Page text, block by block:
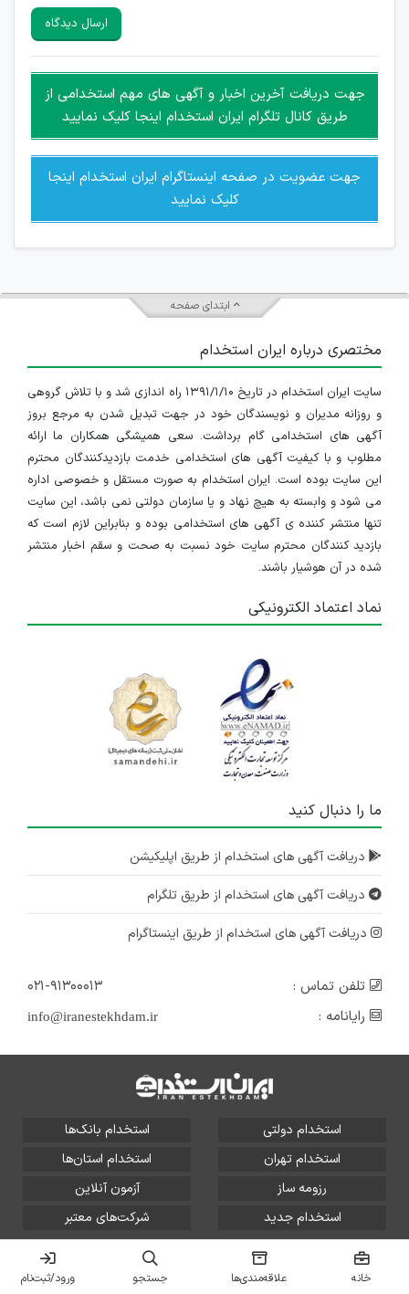
هرگونه تحریک، تحقیر و کنایه به سایر افراد (مسئول و غیر مسئول)
غیر مجاز می باشد.
امکان هماهنگی برای هرگونه ملاقات حضوری چه به صورت دسته
جمعی و چه فردی توسط کاربران سایت وجود ندارد.
ارسال دیدگاه
جهت دریافت آخرین اخبار و آگهی های مهم استخدامی از
طریق کانال تلگرام ایران استخدام اینجا کلیک نمایید
جهت عضویت در صفحه اینستاگرام ایران استخدام اینجا
کلیک نمایید
ابتدای صفحه
مختصری درباره ایران استخدام
سایت ایران استخدام در تاریخ ۱۳۹۱/۱/۱۰ راه اندازی شد و با تلاش گروهی
و روزانه مدیران و نویسندگان خود در جهت تبدیل شدن به مرجع بروز
آگهی های استخدامی گام برداشت. سعی همیشگی همکاران ما ارائه
مطلوب و با کیفیت آگهی های استخدامی خدمت بازدیدکنندگان محترم
این سایت بوده است. ایران استخدام به صورت مستقل و خصوصی اداره
می شود و وابسته به هیچ نهاد و یا سازمان دولتی نمی باشد، این سایت
تنها منتشر کننده ی آگهی های استخدامی بوده و بنابراین لازم است که
بازدید کنندگان محترم سایت خود نسبت به صحت و سقم اخبار منتشر
شده در آن هوشیار باشند.
نماد اعتماد الکترونیکی
ما را دنبال کنید
دریافت آگهی های استخدام از طریق اپلیکیشن
دریافت آگهی های استخدام از طریق تلگرام
دریافت آگهی های استخدام از طریق اینستاگرام
تلفن تماس :
۰۲۱-۹۱۳۰۰۰۱۳
رایانامه :
info@iranestekhdam.ir
استخدام دولتی
استخدام بانک‌ها
استخدام تهران
استخدام استان‌ها
رزومه ساز
آزمون آنلاین
استخدام جدید
شرکت‌های معتبر
تمامی حقوق این سایت برای آلتین سیستم محفوظ است و هر
گونه سوءاستفاده از آن پیگرد قانونی دارد.
خانه علاقه‌مندی‌ها جستجو ورود/ثبت‌نام